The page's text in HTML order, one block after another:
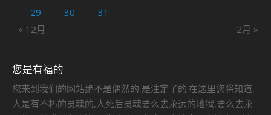
« 12月 2月 »
29
30 31
您是有福的
您来到我们的网站绝不是偶然的,是注定了的.在这里您将知道,
人是有不朽的灵魂的,人死后灵魂要么去永远的地狱,要么去永